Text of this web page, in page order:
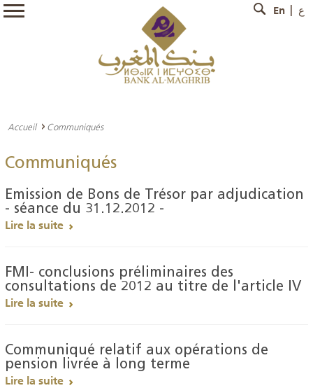
En ع
Accueil Communiqués
Communiqués
Emission de Bons de Trésor par adjudication
- séance du 31.12.2012 -
Lire la suite
FMI- conclusions préliminaires des
consultations de 2012 au titre de l'article IV
Lire la suite
Communiqué relatif aux opérations de
pension livrée à long terme
Lire la suite